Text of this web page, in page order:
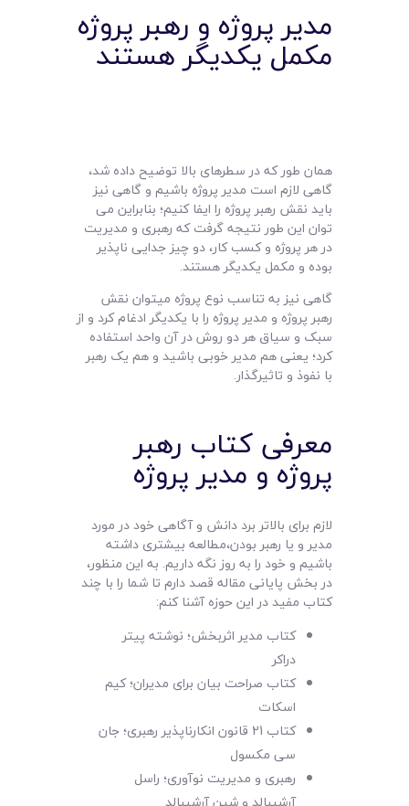
مدیر پروژه و رهبر پروژه
مکمل یکدیگر هستند
همان طور که در سطرهای بالا توضیح داده شد،
گاهی لازم است مدیر پروژه باشیم و گاهی نیز
باید نقش رهبر پروژه را ایفا کنیم؛ بنابراین می
توان این طور نتیجه گرفت که رهبری و مدیریت
در هر پروژه و کسب کار، دو چیز جدایی ناپذیر
بوده و مکمل یکدیگر هستند.
گاهی نیز به تناسب نوع پروژه میتوان نقش
رهبر پروژه و مدیر پروژه را با یکدیگر ادغام کرد و از
سبک و سیاق هر دو روش در آن واحد استفاده
کرد؛ یعنی هم مدیر خوبی باشید و هم یک رهبر
با نفوذ و تاثیرگذار.
معرفی کتاب رهبر
پروژه و مدیر پروژه
لازم برای بالاتر برد دانش و آگاهی خود در مورد
مدیر و یا رهبر بودن،مطالعه بیشتری داشته
باشیم و خود را به روز نگه داریم. به این منظور،
در بخش پایانی مقاله قصد دارم تا شما را با چند
کتاب مفید در این حوزه آشنا کنم:
کتاب مدیر اثربخش؛ نوشته پیتر
دراکر
کتاب صراحت بیان برای مدیران؛ کیم
اسکات
کتاب 21 قانون انکارناپذیر رهبری؛ جان
سی مکسول
رهبری و مدیریت نوآوری؛ راسل